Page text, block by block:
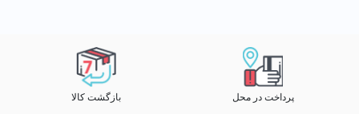
پرداخت در محل بازگشت کالا